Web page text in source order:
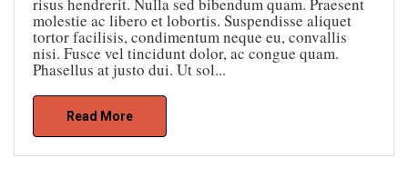
risus hendrerit. Nulla sed bibendum quam. Praesent
molestie ac libero et lobortis. Suspendisse aliquet
tortor facilisis, condimentum neque eu, convallis
nisi. Fusce vel tincidunt dolor, ac congue quam.
Phasellus at justo dui. Ut sol...
Read More